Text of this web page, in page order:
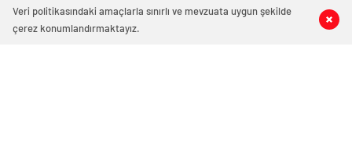
0 0
kamulaştırılmasına, Artvin'de bir alanın riskli alan ilan
edilmesi hakkındaki kararın kaldırılmasına, çeşitli
0 0
Veri politikasındaki amaçlarla sınırlı ve mevzuata uygun şekilde
çerez konumlandırmaktayız.